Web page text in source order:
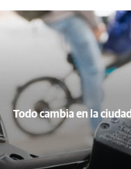
Todo cambia en la ciudad